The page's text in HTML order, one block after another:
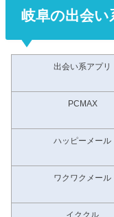
岐阜の出会
出会い系アプリ
PCMAX
ハッピーメール
ワクワクメール
イククル